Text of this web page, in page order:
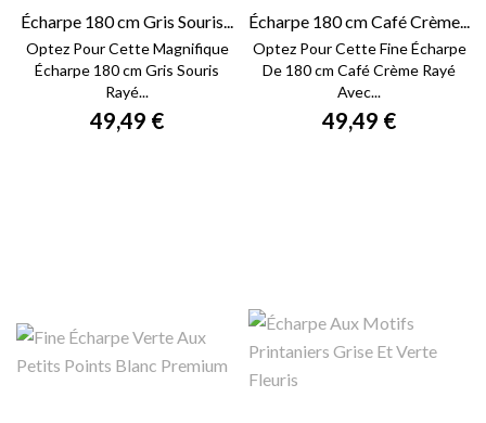
Écharpe 180 cm Gris Souris...
Optez Pour Cette Magnifique
Écharpe 180 cm Gris Souris
Rayé...
49,49 €
Écharpe 180 cm Café Crème...
Optez Pour Cette Fine Écharpe
De 180 cm Café Crème Rayé
Avec...
49,49 €